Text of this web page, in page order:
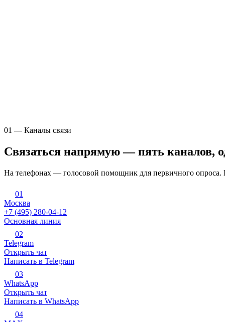
01 — Каналы связи
Связаться напрямую — пять каналов,
На телефонах — голосовой помощник для первичного опроса.
01
Москва
+7 (495) 280-04-12
Основная линия
02
Telegram
Открыть чат
Написать в Telegram
03
WhatsApp
Открыть чат
Написать в WhatsApp
04